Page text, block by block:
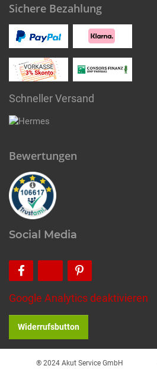
Sichere Bezahlung
Schneller Versand
Bewertungen
Social Media
Google Analytics deaktivieren
Widerrufsbutton
® 2024 Akut Service GmbH